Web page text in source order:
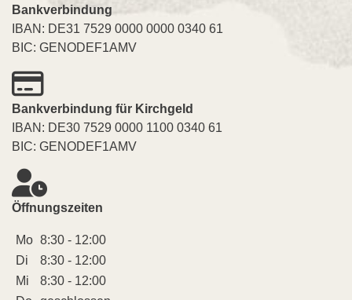
Bankverbindung
IBAN: DE31 7529 0000 0000 0340 61
BIC: GENODEF1AMV
Bankverbindung für Kirchgeld
IBAN: DE30 7529 0000 1100 0340 61
BIC: GENODEF1AMV
Öffnungszeiten
Mo 8:30 - 12:00
Di
8:30 - 12:00
Mi
8:30 - 12:00